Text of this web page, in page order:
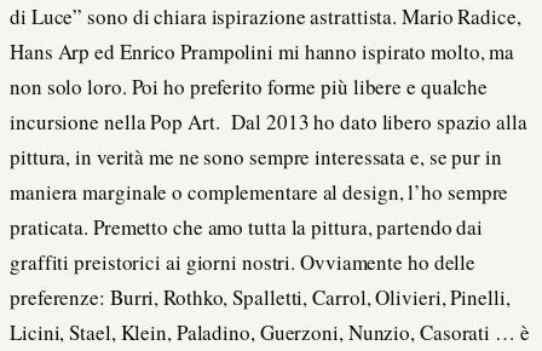
di Luce” sono di chiara ispirazione astrattista. Mario Radice,
Hans Arp ed Enrico Prampolini mi hanno ispirato molto, ma
non solo loro. Poi ho preferito forme più libere e qualche
incursione nella Pop Art. Dal 2013 ho dato libero spazio alla
pittura, in verità me ne sono sempre interessata e, se pur in
maniera marginale o complementare al design, l’ho sempre
praticata. Premetto che amo tutta la pittura, partendo dai
graffiti preistorici ai giorni nostri. Ovviamente ho delle
preferenze: Burri, Rothko, Spalletti, Carrol, Olivieri, Pinelli,
Licini, Stael, Klein, Paladino, Guerzoni, Nunzio, Casorati … è